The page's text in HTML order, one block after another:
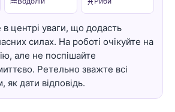
в центрі уваги, що додасть
силах. На роботі очікуйте на
але не поспішайте
Ретельно зважте всі
дати відповідь.